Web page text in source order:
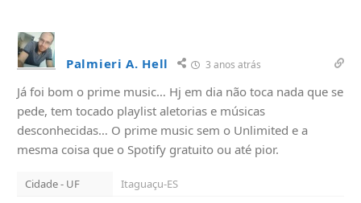
Palmieri A. Hell 3 anos atrás
Já foi bom o prime music… Hj em dia não toca nada que se
pede, tem tocado playlist aletorias e músicas
desconhecidas… O prime music sem o Unlimited e a
mesma coisa que o Spotify gratuito ou até pior.
Cidade - UF Itaguaçu-ES